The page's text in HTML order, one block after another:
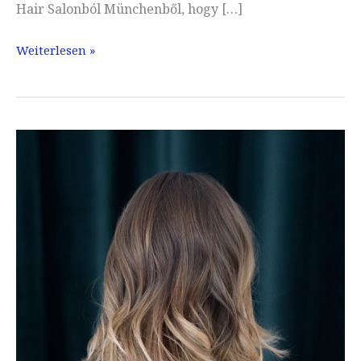
Hair Salonból Münchenből, hogy […]
Balayage
Weiterlesen »